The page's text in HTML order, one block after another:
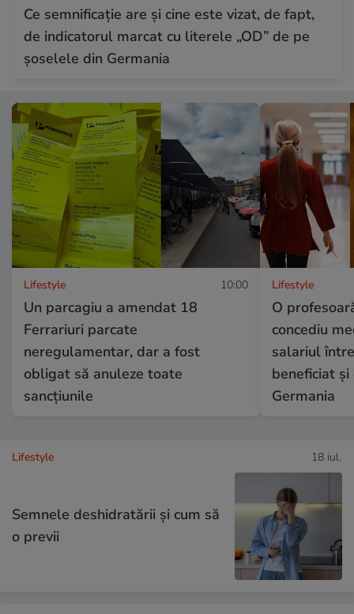
Ce semnificație are și cine este vizat, de fapt,
de indicatorul marcat cu literele „OD” de pe
șoselele din Germania
Lifestyle 10:00
Un parcagiu a amendat 18
Ferrariuri parcate
neregulamentar, dar a fost
obligat să anuleze toate
sancțiunile
Lifestyle
O
concediu
salariul
beneficiat
Germania
Lifestyle 18 iul.
Semnele deshidratării și cum să
o previi